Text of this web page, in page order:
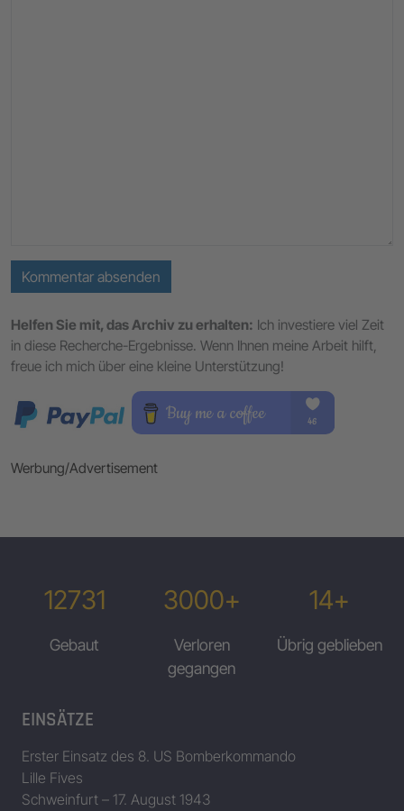
Kommentar absenden
Helfen Sie mit, das Archiv zu erhalten: Ich investiere viel Zeit
in diese Recherche-Ergebnisse. Wenn Ihnen meine Arbeit hilft,
freue ich mich über eine kleine Unterstützung!
Werbung/Advertisement
12731
Gebaut
3000+
Verloren
gegangen
14+
Übrig geblieben
EINSÄTZE
Erster Einsatz des 8. US Bomberkommando
Lille Fives
Schweinfurt – 17. August 1943